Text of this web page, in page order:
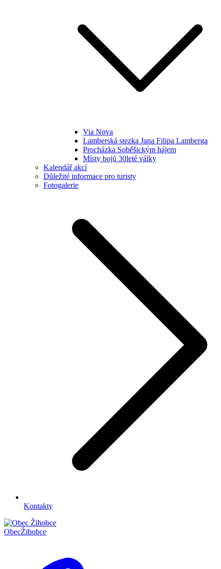
Via Nova
Lamberská stezka Jana Filipa Lamberga
Procházka Soběšickým hájem
Místy bojů 30leté války
Kalendář akcí
Důležité informace pro turisty
Fotogalerie
Kontakty
ObecŽihobce